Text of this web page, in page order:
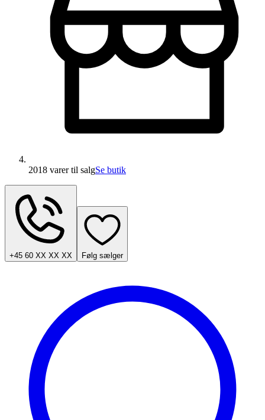
2018 varertil salgSe butik
+45 60 XX XX XX Følg sælger